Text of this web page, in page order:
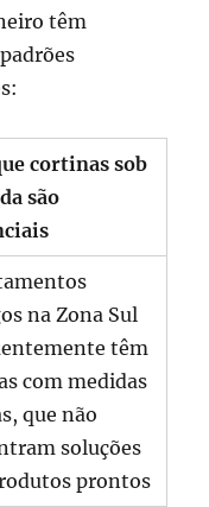
têm
cortinas sob
são
na Zona Sul
têm
com medidas
que não
soluções
prontos